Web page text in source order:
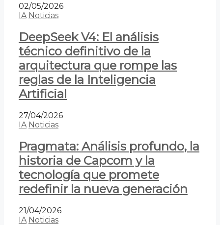
02/05/2026
IA Noticias
DeepSeek V4: El análisis
técnico definitivo de la
arquitectura que rompe las
reglas de la Inteligencia
Artificial
27/04/2026
IA Noticias
Pragmata: Análisis profundo, la
historia de Capcom y la
tecnología que promete
redefinir la nueva generación
21/04/2026
IA Noticias